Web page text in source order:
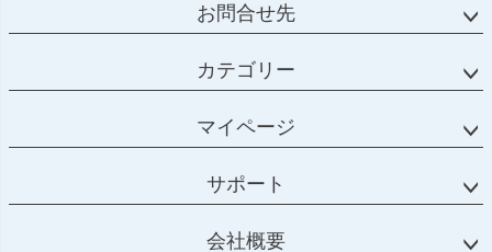
お問合せ先
カテゴリー
マイページ
サポート
会社概要